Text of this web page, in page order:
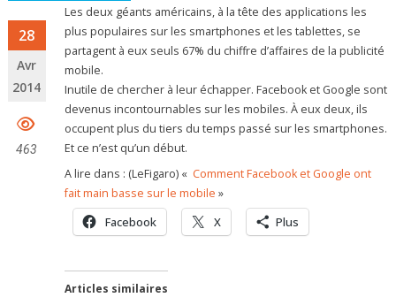
28
Avr
2014
463
Les deux géants américains, à la tête des applications les
plus populaires sur les smartphones et les tablettes, se
partagent à eux seuls 67% du chiffre d’affaires de la publicité
mobile.
Inutile de chercher à leur échapper. Facebook et Google sont
devenus incontournables sur les mobiles. À eux deux, ils
occupent plus du tiers du temps passé sur les smartphones.
Et ce n’est qu’un début.
A lire dans : (LeFigaro) « Comment Facebook et Google ont
fait main basse sur le mobile »
Facebook X Plus
Articles similaires